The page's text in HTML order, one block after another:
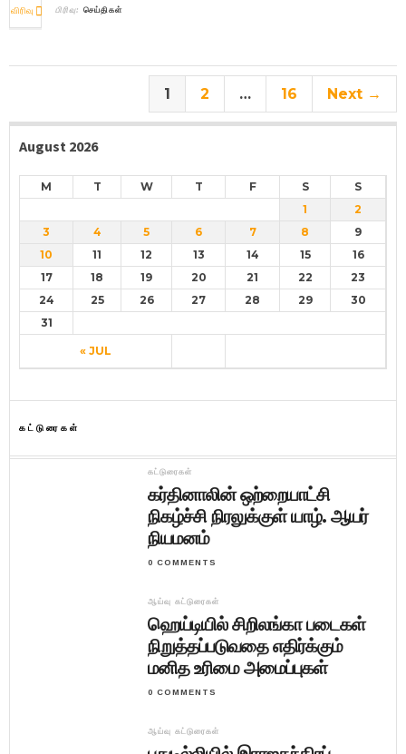
விரிவு பிரிவு: செய்திகள்
1 2 … 16 Next →
August 2026
M T W T F S S
« JUL
1
2
3
4 5 6 7 8
9
10
11 12 13 14 15
16
17
18 19 20 21 22
23
24
25 26 27 28 29
30
31
கட்டுரைகள்
கட்டுரைகள்
கர்தினாலின் ஒற்றையாட்சி
நிகழ்ச்சி நிரலுக்குள் யாழ். ஆயர்
நியமனம்
0 COMMENTS
ஆய்வு கட்டுரைகள்
ஹெய்டியில் சிறிலங்கா படைகள்
நிறுத்தப்படுவதை எதிர்க்கும்
மனித உரிமை அமைப்புகள்
0 COMMENTS
ஆய்வு கட்டுரைகள்